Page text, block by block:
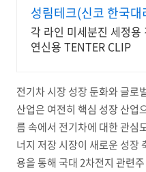
성림테크(신코 한국대
각 라인 미세분진 세정
연신용 TENTER CLIP
전기차 시장 성장 둔화와 글로
산업은 여전히 핵심 성장 산업
름 속에서 전기차에 대한 관심
너지 저장 시장이 새로운 성장
용을 통해 국대 2차전지 관련